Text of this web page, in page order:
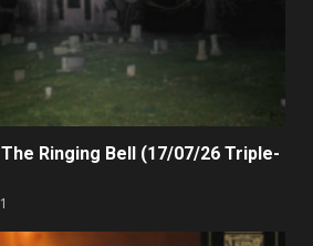
The Ringing Bell (17/07/26 Triple-